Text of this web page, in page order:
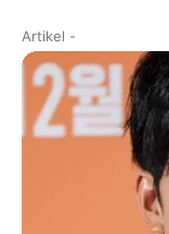
Artikel -